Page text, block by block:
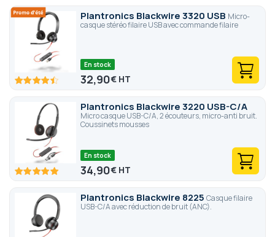
Plantronics Blackwire 3320 USB Micro-
casque stéréo filaire USB avec commande filaire
89 100
En stock
32,90€
Plantronics Blackwire 3220 USB-C/A
Micro casque USB-C/A, 2 écouteurs, micro-anti bruit.
Coussinets mousses
100 100
En stock
34,90€
Plantronics Blackwire 8225 Casque filaire
USB-C/A avec réduction de bruit (ANC).